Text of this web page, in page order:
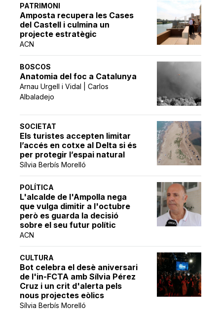
PATRIMONI
Amposta recupera les Cases
del Castell i culmina un
projecte estratègic
ACN
BOSCOS
Anatomia del foc a Catalunya
Arnau Urgell i Vidal | Carlos
Albaladejo
SOCIETAT
Els turistes accepten limitar
l’accés en cotxe al Delta si és
per protegir l’espai natural
Sílvia Berbís Morelló
POLÍTICA
L'alcalde de l'Ampolla nega
que vulga dimitir a l'octubre
però es guarda la decisió
sobre el seu futur polític
ACN
CULTURA
Bot celebra el desè aniversari
de l'in-FCTA amb Sílvia Pérez
Cruz i un crit d'alerta pels
nous projectes eòlics
Sílvia Berbís Morelló